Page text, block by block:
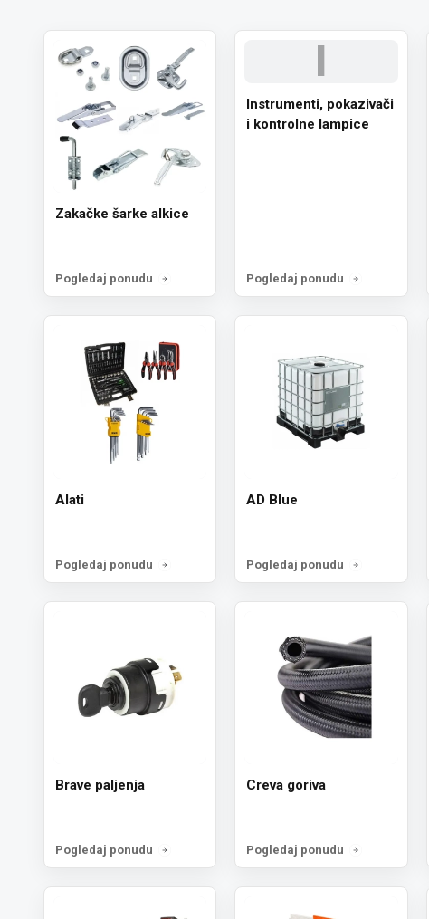
Zakačke šarke alkice
Pogledaj ponudu
I
Instrumenti, pokazivači
i kontrolne lampice
Pogledaj ponudu
Alati
Pogledaj ponudu
AD Blue
Pogledaj ponudu
Brave paljenja
Pogledaj ponudu
Creva goriva
Pogledaj ponudu